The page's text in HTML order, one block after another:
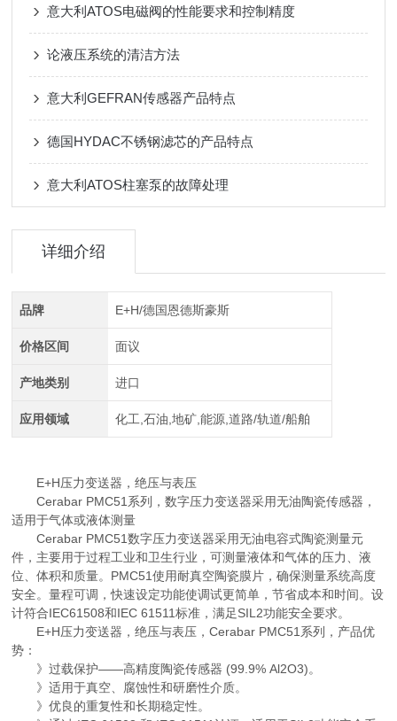
意大利ATOS电磁阀的性能要求和控制精度
论液压系统的清洁方法
意大利GEFRAN传感器产品特点
德国HYDAC不锈钢滤芯的产品特点
意大利ATOS柱塞泵的故障处理
详细介绍
品牌 E+H/德国恩德斯豪斯
价格区间 面议
产地类别 进口
应用领域 化工,石油,地矿,能源,道路/轨道/船舶
E+H压力变送器，绝压与表压
Cerabar PMC51系列，数字压力变送器采用无油陶瓷传感器，
适用于气体或液体测量
Cerabar PMC51数字压力变送器采用无油电容式陶瓷测量元
件，主要用于过程工业和卫生行业，可测量液体和气体的压力、液
位、体积和质量。PMC51使用耐真空陶瓷膜片，确保测量系统高度
安全。量程可调，快速设定功能使调试更简单，节省成本和时间。设
计符合IEC61508和IEC 61511标准，满足SIL2功能安全要求。
E+H压力变送器，绝压与表压，Cerabar PMC51系列，产品优
势：
》过载保护——高精度陶瓷传感器 (99.9% Al2O3)。
》适用于真空、腐蚀性和研磨性介质。
》优良的重复性和长期稳定性。